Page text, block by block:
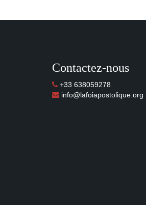
Contactez-nous
+33 638059278
info@lafoiapostolique.org